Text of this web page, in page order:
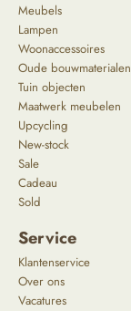
Meubels
Lampen
Woonaccessoires
Oude bouwmaterialen
Tuin objecten
Maatwerk meubelen
Upcycling
New-stock
Sale
Cadeau
Sold
Service
Klantenservice
Over ons
Vacatures